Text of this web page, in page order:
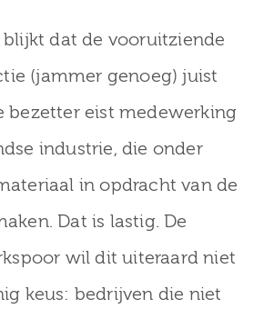
blijkt dat de vooruitziende
(jammer genoeg) juist
bezetter eist medewerking
industrie, die onder
in opdracht van de
Dat is lastig. De
wil dit uiteraard niet
keus: bedrijven die niet